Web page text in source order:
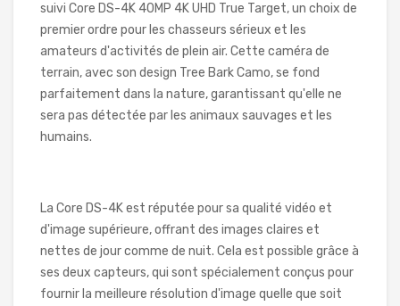
suivi Core DS-4K 40MP 4K UHD True Target, un choix de
premier ordre pour les chasseurs sérieux et les
amateurs d'activités de plein air. Cette caméra de
terrain, avec son design Tree Bark Camo, se fond
parfaitement dans la nature, garantissant qu'elle ne
sera pas détectée par les animaux sauvages et les
humains.
La Core DS-4K est réputée pour sa qualité vidéo et
d'image supérieure, offrant des images claires et
nettes de jour comme de nuit. Cela est possible grâce à
ses deux capteurs, qui sont spécialement conçus pour
fournir la meilleure résolution d'image quelle que soit